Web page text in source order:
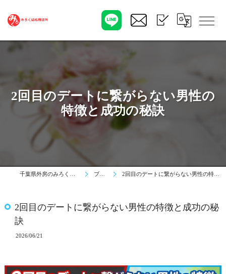
2回目のデートに繋がらない男性の
特徴と成功の秘訣
ブログ 2回目のデートに繋がらない男性の特徴と成功の秘訣
2回目のデートに繋がらない男性の特徴と成功の秘
訣
2026/06/21